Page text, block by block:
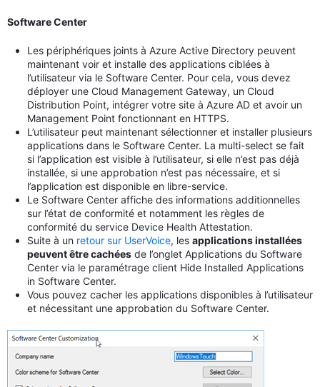
Software Center
Les périphériques joints à Azure Active Directory peuvent
maintenant voir et installe des applications ciblées à
l’utilisateur via le Software Center. Pour cela, vous devez
déployer une Cloud Management Gateway, un Cloud
Distribution Point, intégrer votre site à Azure AD et avoir un
Management Point fonctionnant en HTTPS.
L’utilisateur peut maintenant sélectionner et installer plusieurs
applications dans le Software Center. La multi-select se fait
si l’application est visible à l’utilisateur, si elle n’est pas déjà
installée, si une approbation n’est pas nécessaire, et si
l’application est disponible en libre-service.
Le Software Center affiche des informations additionnelles
sur l’état de conformité et notamment les règles de
conformité du service Device Health Attestation.
Suite à un retour sur UserVoice, les applications installées
peuvent être cachées de l’onglet Applications du Software
Center via le paramétrage client Hide Installed Applications
in Software Center.
Vous pouvez cacher les applications disponibles à l’utilisateur
et nécessitant une approbation du Software Center.